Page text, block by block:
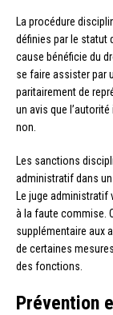
La procédure
définies par le statut
cause bénéficie du
se faire assister par
paritairement de
un avis que
non.
Les sanctions
administratif dans
Le juge administratif
à la faute commise.
supplémentaire aux
de certaines
des fonctions.
Prévention